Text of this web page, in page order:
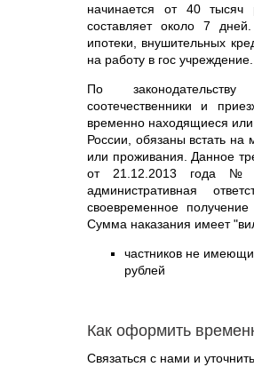
начинается от 40
составляет около 7
ипотеки, внушительных
на работу в гос учреждение.
По
соотечественники и
временно находящиеся
России, обязаны встать
или проживания. Данное
от 21.12.2013 года №
административная
своевременное
Сумма наказания имеет
частников не
рублей
Как оформить
Связаться с нами и